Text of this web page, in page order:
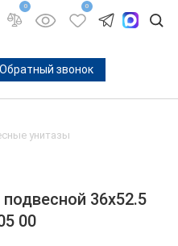
0 0
Обратный звонок
унитазы
подвесной 36х52.5
00